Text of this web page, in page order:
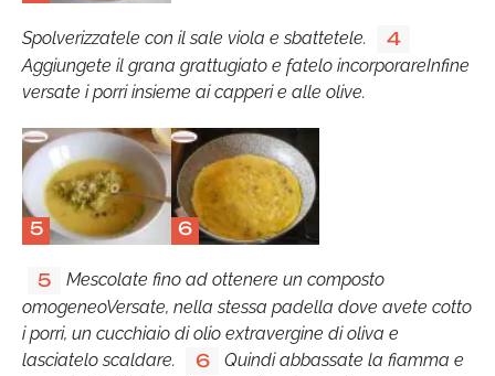
Spolverizzatele con il sale viola e sbattetele. 4
Aggiungete il grana grattugiato e fatelo incorporareInfine
versate i porri insieme ai capperi e alle olive.
5 6
5
Mescolate fino ad ottenere un composto
omogeneoVersate, nella stessa padella dove avete cotto
i porri, un cucchiaio di olio extravergine di oliva e
lasciatelo scaldare.
6
Quindi abbassate la fiamma e